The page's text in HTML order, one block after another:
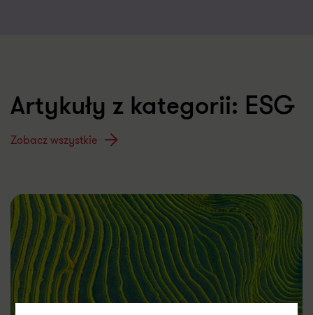
Artykuły z kategorii: ESG
Zobacz wszystkie